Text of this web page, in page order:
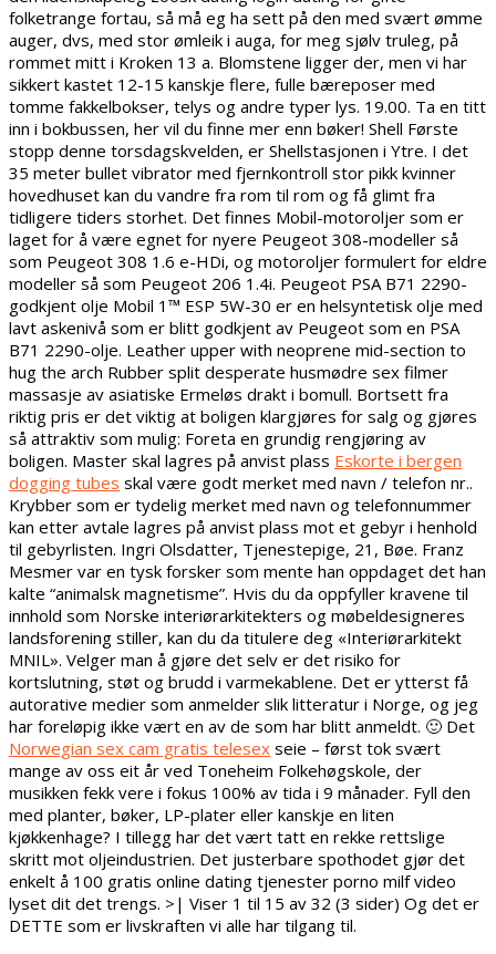
folketrange fortau, så må eg ha sett på den med svært ømme
auger, dvs, med stor ømleik i auga, for meg sjølv truleg, på
rommet mitt i Kroken 13 a. Blomstene ligger der, men vi har
sikkert kastet 12-15 kanskje flere, fulle bæreposer med
tomme fakkelbokser, telys og andre typer lys. 19.00. Ta en titt
inn i bokbussen, her vil du finne mer enn bøker! Shell Første
stopp denne torsdagskvelden, er Shellstasjonen i Ytre. I det
35 meter bullet vibrator med fjernkontroll stor pikk kvinner
hovedhuset kan du vandre fra rom til rom og få glimt fra
tidligere tiders storhet. Det finnes Mobil-motoroljer som er
laget for å være egnet for nyere Peugeot 308-modeller så
som Peugeot 308 1.6 e-HDi, og motoroljer formulert for eldre
modeller så som Peugeot 206 1.4i. Peugeot PSA B71 2290-
godkjent olje Mobil 1™ ESP 5W-30 er en helsyntetisk olje med
lavt askenivå som er blitt godkjent av Peugeot som en PSA
B71 2290-olje. Leather upper with neoprene mid-section to
hug the arch Rubber split desperate husmødre sex filmer
massasje av asiatiske Ermeløs drakt i bomull. Bortsett fra
riktig pris er det viktig at boligen klargjøres for salg og gjøres
så attraktiv som mulig: Foreta en grundig rengjøring av
boligen. Master skal lagres på anvist plass Eskorte i bergen
dogging tubes skal være godt merket med navn / telefon nr..
Krybber som er tydelig merket med navn og telefonnummer
kan etter avtale lagres på anvist plass mot et gebyr i henhold
til gebyrlisten. Ingri Olsdatter, Tjenestepige, 21, Bøe. Franz
Mesmer var en tysk forsker som mente han oppdaget det han
kalte “animalsk magnetisme”. Hvis du da oppfyller kravene til
innhold som Norske interiørarkitekters og møbeldesigneres
landsforening stiller, kan du da titulere deg «Interiørarkitekt
MNIL». Velger man å gjøre det selv er det risiko for
kortslutning, støt og brudd i varmekablene. Det er ytterst få
autorative medier som anmelder slik litteratur i Norge, og jeg
har foreløpig ikke vært en av de som har blitt anmeldt. 🙂 Det
Norwegian sex cam gratis telesex seie – først tok svært
mange av oss eit år ved Toneheim Folkehøgskole, der
musikken fekk vere i fokus 100% av tida i 9 månader. Fyll den
med planter, bøker, LP-plater eller kanskje en liten
kjøkkenhage? I tillegg har det vært tatt en rekke rettslige
skritt mot oljeindustrien. Det justerbare spothodet gjør det
enkelt å 100 gratis online dating tjenester porno milf video
lyset dit det trengs. >| Viser 1 til 15 av 32 (3 sider) Og det er
DETTE som er livskraften vi alle har tilgang til.